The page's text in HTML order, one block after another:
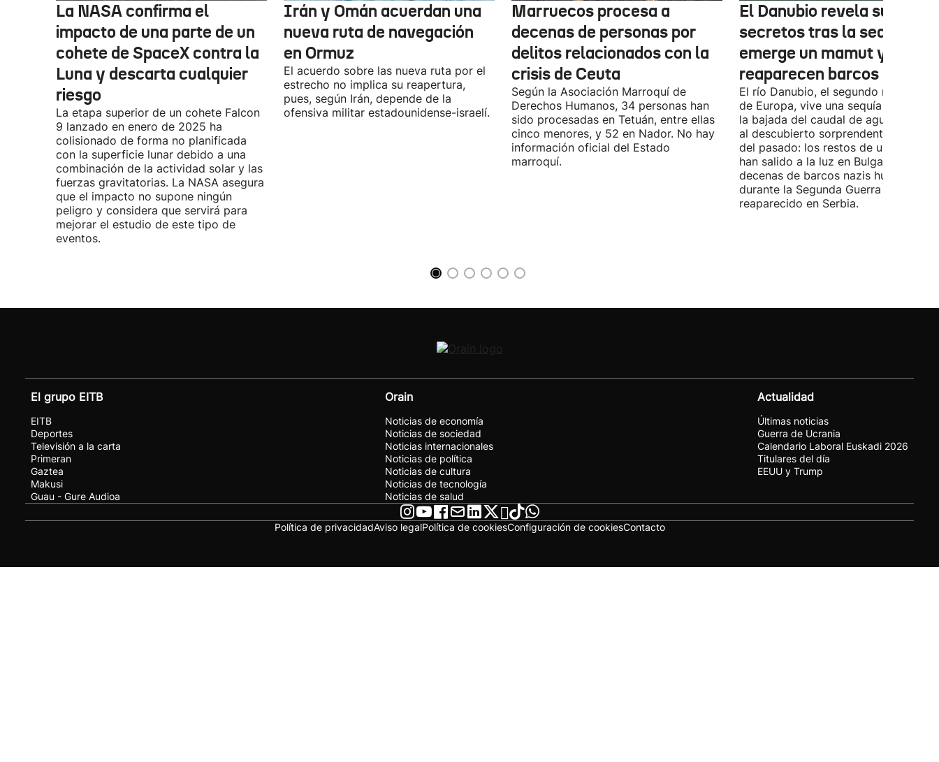
La NASA confirma el
impacto de una parte de un
cohete de SpaceX contra la
Luna y descarta cualquier
riesgo
La etapa superior de un cohete Falcon
9 lanzado en enero de 2025 ha
colisionado de forma no planificada
con la superficie lunar debido a una
combinación de la actividad solar y las
fuerzas gravitatorias. La NASA asegura
que el impacto no supone ningún
peligro y considera que servirá para
mejorar el estudio de este tipo de
eventos.
Irán y Omán acuerdan una
nueva ruta de navegación
en Ormuz
El acuerdo sobre las nueva ruta por el
estrecho no implica su reapertura,
pues, según Irán, depende de la
ofensiva militar estadounidense-israelí.
Marruecos procesa a
decenas de personas por
delitos relacionados con la
crisis de Ceuta
Según la Asociación Marroquí de
Derechos Humanos, 34 personas han
sido procesadas en Tetuán, entre ellas
cinco menores, y 52 en Nador. No hay
información oficial del Estado
marroquí.
El Danubio revela sus
secretos tras la sequía:
emerge un mamut y
reaparecen barcos nazis
El río Danubio, el segundo más largo
de Europa, vive una sequía histórica
la bajada del caudal de agua ha
al descubierto sorprendentes
del pasado: los restos de un mamut
han salido a la luz en Bulgaria y
decenas de barcos nazis hundidos
durante la Segunda Guerra Mundial
reaparecido en Serbia.
El grupo EITB
EITB
Deportes
Televisión a la carta
Primeran
Gaztea
Makusi
Guau - Gure Audioa
Orain
Noticias de economía
Noticias de sociedad
Noticias internacionales
Noticias de política
Noticias de cultura
Noticias de tecnología
Noticias de salud
Actualidad
Últimas noticias
Guerra de Ucrania
Calendario Laboral Euskadi 2026
Titulares del día
EEUU y Trump
Política de privacidadAviso legalPolítica de cookiesConfiguración de cookiesContacto